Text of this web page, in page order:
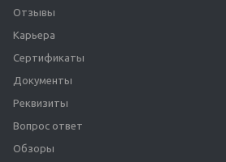
Отзывы
Карьера
Сертификаты
Документы
Реквизиты
Вопрос ответ
Обзоры